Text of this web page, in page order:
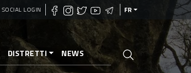
SOCIAL LOGIN FR
DISTRETTI NEWS